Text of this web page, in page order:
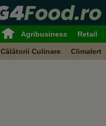
Agribusiness Retail
Călătorii Culinare Climalert